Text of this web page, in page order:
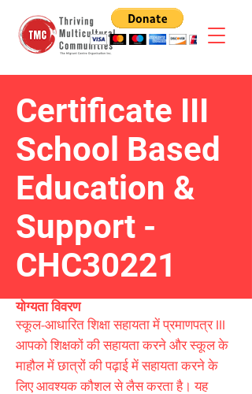
Certificate III
School Based
Education &
Support -
CHC30221
योग्यता विवरण
स्कूल-आधारित शिक्षा सहायता में प्रमाणपत्र III
आपको शिक्षकों की सहायता करने और स्कूल के
माहौल में छात्रों की पढ़ाई में सहायता करने के
लिए आवश्यक कौशल से लैस करता है। यह